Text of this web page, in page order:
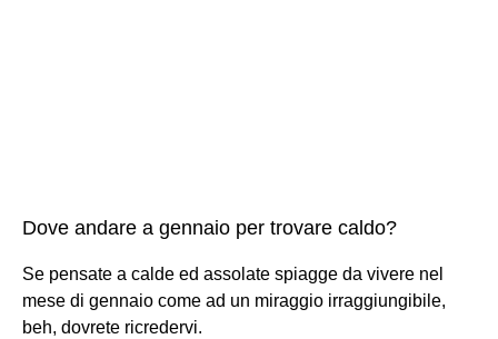
Dove andare a gennaio per trovare caldo?
Se pensate a calde ed assolate spiagge da vivere nel
mese di gennaio come ad un miraggio irraggiungibile,
beh, dovrete ricredervi.